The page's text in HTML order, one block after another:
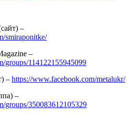
–
smiraponitke/
–
groups/114122155945099
– https://www.facebook.com/metalukr/
–
groups/350083612105329